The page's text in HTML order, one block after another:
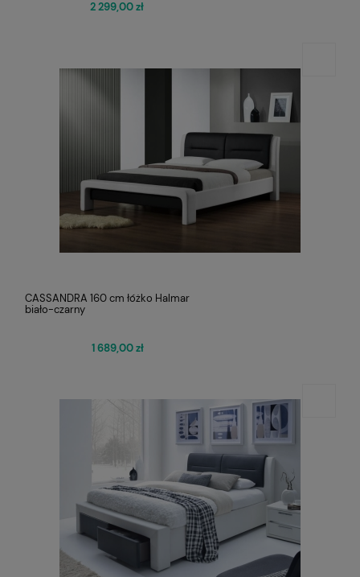
2 299,00 zł
CASSANDRA 160 cm łóżko Halmar
biało-czarny
1 689,00 zł